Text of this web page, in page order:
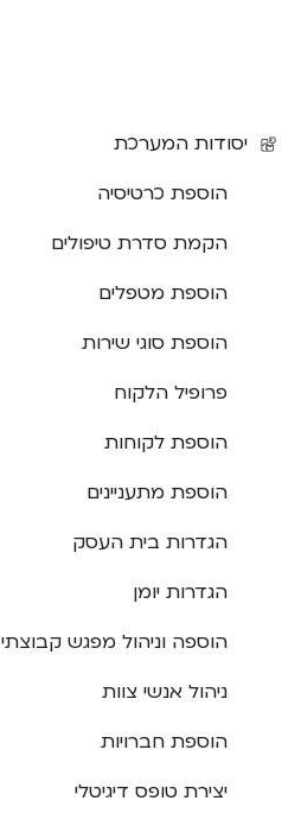
יסודות המערכת
הוספת כרטיסיה
הקמת סדרת טיפולים
הוספת מטפלים
הוספת סוגי שירות
פרופיל הלקוח
הוספת לקוחות
הוספת מתעניינים
הגדרות בית העסק
הגדרות יומן
הוספה וניהול מפגש קבוצתי
ניהול אנשי צוות
הוספת חברויות
יצירת טופס דיגיטלי